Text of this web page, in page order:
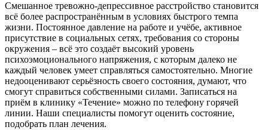
Смешанное тревожно-депрессивное расстройство становится
всё более распространённым в условиях быстрого темпа
жизни. Постоянное давление на работе и учёбе, активное
присутствие в социальных сетях, требования со стороны
окружения – всё это создаёт высокий уровень
психоэмоционального напряжения, с которым далеко не
каждый человек умеет справляться самостоятельно. Многие
недооценивают серьёзность своего состояния, думают, что
смогут справиться собственными силами. Записаться на
приём в клинику «Течение» можно по телефону горячей
линии. Наши специалисты помогут оценить состояние,
подобрать план лечения.